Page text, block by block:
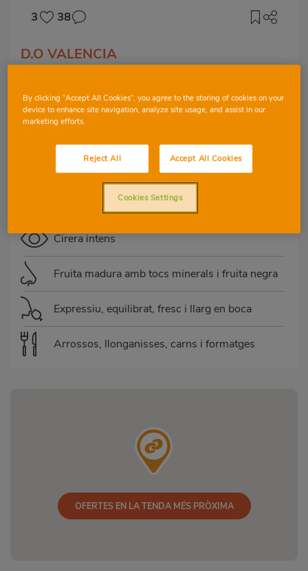
3 38
D.O VALENCIA
BOBAL CABERNET SAUVIGNON
Sense criança
Cirera intens
Fruita madura amb tocs minerals i fruita negra
Expressiu, equilibrat, fresc i llarg en boca
Arrossos, llonganisses, carns i formatges
OFERTES EN LA TENDA MÉS PRÒXIMA
By clicking “Accept All Cookies”, you agree to the storing of cookies on your
device to enhance site navigation, analyze site usage, and assist in our
marketing efforts.
Reject All Accept All Cookies
Cookies Settings